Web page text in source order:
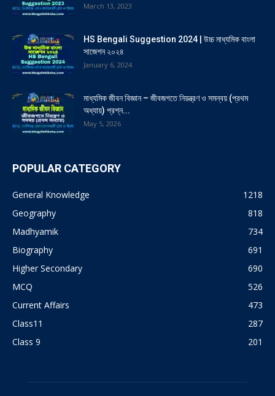
March 13, 2023
HS Bengali Suggestion 2024 | উচ্চ মাধ্যমিক বাংলা
সাজেশন ২০২৪
January 6, 2024
মাধ্যমিক জীবন বিজ্ঞান – জীবজগতে নিয়ন্ত্রণ ও সমন্বয় (প্রথম
অধ্যায়) প্রশ্ন...
May 5, 2026
POPULAR CATEGORY
General Knowledge
1218
Geography
818
Madhyamik
734
Biography
691
Higher Secondary
690
MCQ
526
Current Affairs
473
Class11
287
Class 9
201